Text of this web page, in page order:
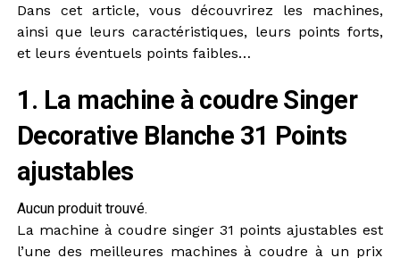
Dans cet article, vous découvrirez les machines,
ainsi que leurs caractéristiques, leurs points forts,
et leurs éventuels points faibles…
1. La machine à coudre Singer
Decorative Blanche 31 Points
ajustables
Aucun produit trouvé.
La machine à coudre singer 31 points ajustables est
l’une des meilleures machines à coudre à un prix